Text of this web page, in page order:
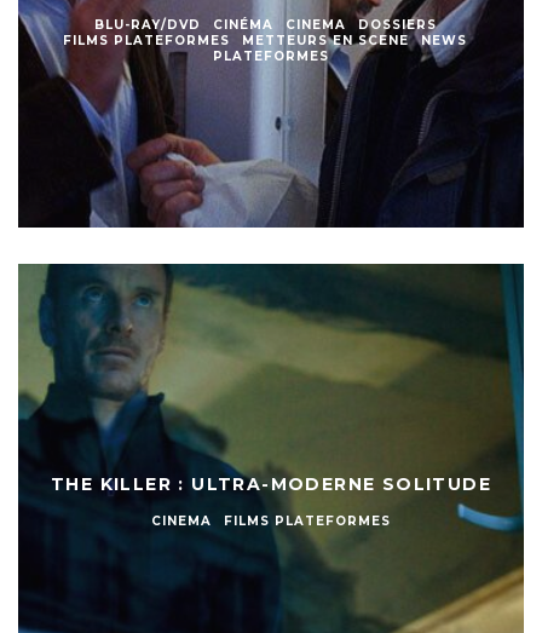
BLU-RAY/DVD CINÉMA CINEMA
DOSSIERS
FILMS PLATEFORMES
METTEURS EN SCENE
NEWS
PLATEFORMES
THE KILLER : ULTRA-MODERNE SOLITUDE
CINEMA FILMS PLATEFORMES